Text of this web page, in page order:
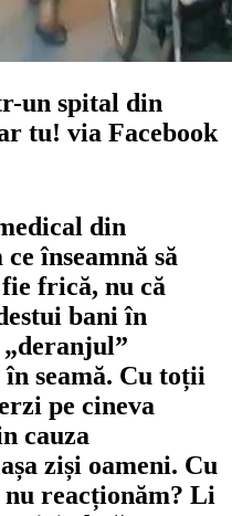
un spital din
tu! via Facebook
din
înseamnă să
frică, nu că
bani în
seamă. Cu toții
pe cineva
cauza
ziși oameni. Cu
nu reacționăm? Li